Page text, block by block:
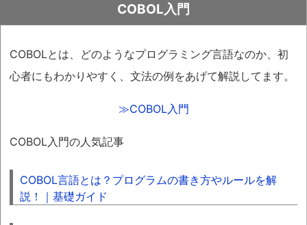
COBOL入門
COBOLとは、どのようなプログラミング言語なのか、初
心者にもわかりやすく、文法の例をあげて解説してます。
≫COBOL入門
COBOL入門の人気記事
COBOL言語とは？プログラムの書き方やルールを解
説！｜基礎ガイド